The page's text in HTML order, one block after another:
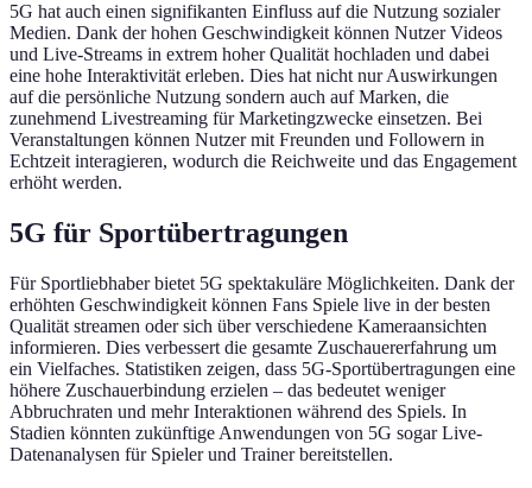
5G hat auch einen signifikanten Einfluss auf die Nutzung sozialer
Medien. Dank der hohen Geschwindigkeit können Nutzer Videos
und Live-Streams in extrem hoher Qualität hochladen und dabei
eine hohe Interaktivität erleben. Dies hat nicht nur Auswirkungen
auf die persönliche Nutzung sondern auch auf Marken, die
zunehmend Livestreaming für Marketingzwecke einsetzen. Bei
Veranstaltungen können Nutzer mit Freunden und Followern in
Echtzeit interagieren, wodurch die Reichweite und das Engagement
erhöht werden.
5G für Sportübertragungen
Für Sportliebhaber bietet 5G spektakuläre Möglichkeiten. Dank der
erhöhten Geschwindigkeit können Fans Spiele live in der besten
Qualität streamen oder sich über verschiedene Kameraansichten
informieren. Dies verbessert die gesamte Zuschauererfahrung um
ein Vielfaches. Statistiken zeigen, dass 5G-Sportübertragungen eine
höhere Zuschauerbindung erzielen – das bedeutet weniger
Abbruchraten und mehr Interaktionen während des Spiels. In
Stadien könnten zukünftige Anwendungen von 5G sogar Live-
Datenanalysen für Spieler und Trainer bereitstellen.